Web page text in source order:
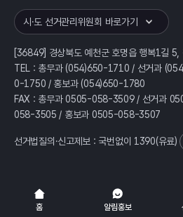
홈 알림홍보
시·도 선거관리위원회 바로가기
[36849] 경상북도 예천군 호명읍 행복1길
TEL : 총무과 (054)650-1710 / 선거과
0-1750 / 홍보과 (054)650-1780
FAX : 총무과 0505-058-3509 / 선거과
058-3505 / 홍보과 0505-058-3507
선거법질의·신고제보 : 국번없이 1390(유료)